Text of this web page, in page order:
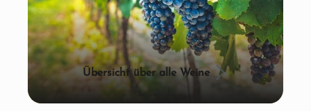
Übersicht über alle Weine